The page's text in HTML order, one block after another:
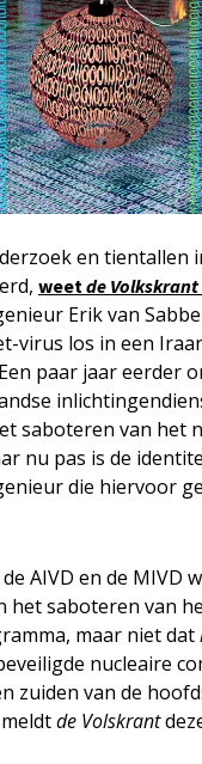
en tientallen
weet de Volkskrant
Erik van
virus los in een
paar jaar eerder
saboteren van het
nu pas is de
die hiervoor
AIVD en de MIVD
het saboteren van
maar niet dat
nucleaire
zuiden van de
de Volskrant